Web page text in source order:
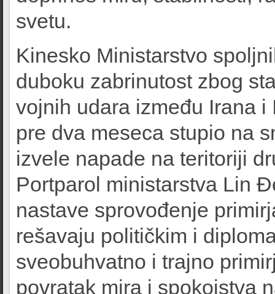
svetu.
Kinesko Ministarstvo
duboku zabrinutost zbog
vojnih udara između Irana
pre dva meseca stupio na
izvele napade na teritoriji
Portparol ministarstva Lin
nastave sprovođenje
rešavaju političkim i
sveobuhvatno i trajno
povratak mira i spokojstva